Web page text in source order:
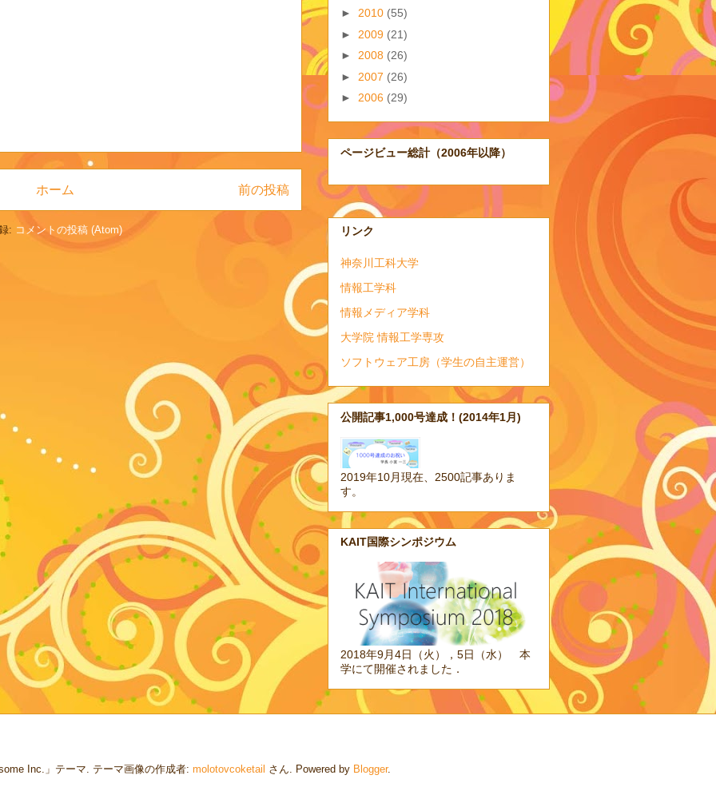
前の投稿
ホーム
: コメントの投稿 (Atom)
► 2010 (55)
► 2009 (21)
► 2008 (26)
► 2007 (26)
► 2006 (29)
ページビュー総計（2006年以降）
リンク
神奈川工科大学
情報工学科
情報メディア学科
大学院 情報工学専攻
ソフトウェア工房（学生の自主運営）
公開記事1,000号達成！(2014年1月)
2019年10月現在、2500記事ありま
す。
KAIT国際シンポジウム
2018年9月4日（火），5日（水） 本
学にて開催されました．
Inc.」テーマ. テーマ画像の作成者: molotovcoketail さん. Powered by Blogger.